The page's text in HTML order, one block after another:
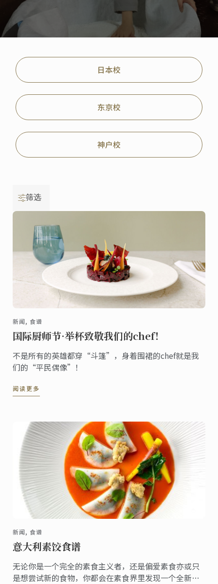
日本校
东京校
神户校
筛选
新闻, 食谱
国际厨师节·举杯致敬我们的chef！
不是所有的英雄都穿“斗篷”，身着围裙的chef就是我
们的“平民偶像”！
阅读更多
新闻, 食谱
意大利素饺食谱
无论你是一个完全的素食主义者，还是偏爱素食亦或只
是想尝试新的食物，你都会在素食界里发现一个全新的